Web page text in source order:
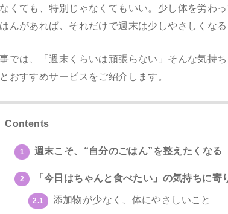
くても、特別じゃなくてもいい。少し体を労わ
んがあれば、それだけで週末は少しやさしくなる
では、「週末くらいは頑張らない」そんな気持
おすすめサービスをご紹介します。
Contents
1 週末こそ、“自分のごはん”を整えたくなる
2 「今日はちゃんと食べたい」の気持ちに寄
2.1 添加物が少なく、体にやさしいこと